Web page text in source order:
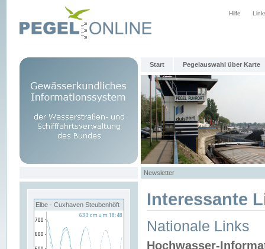
Hilfe
Start Pegelauswahl über Karte
Newsletter
Elbe - Cuxhaven Steubenhöft Interessante
Nationale Links
Hochwasser-